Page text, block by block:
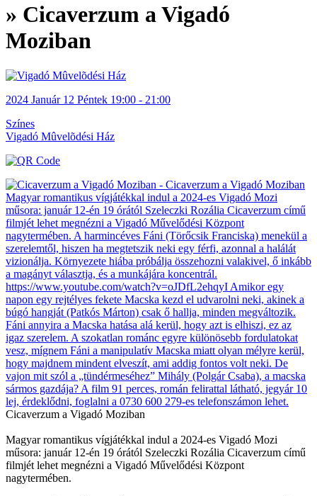
» Cicaverzum a Vigadó
Moziban
2024 Január 12 Péntek 19:00 - 21:00
Színes
Vigadó Mûvelõdési Ház
Cicaverzum a Vigadó Moziban
Magyar romantikus vígjátékkal indul a 2024-es Vigadó Mozi
műsora: január 12-én 19 órától Szeleczki Rozália Cicaverzum című
filmjét lehet megnézni a Vigadó Művelődési Központ
nagytermében.